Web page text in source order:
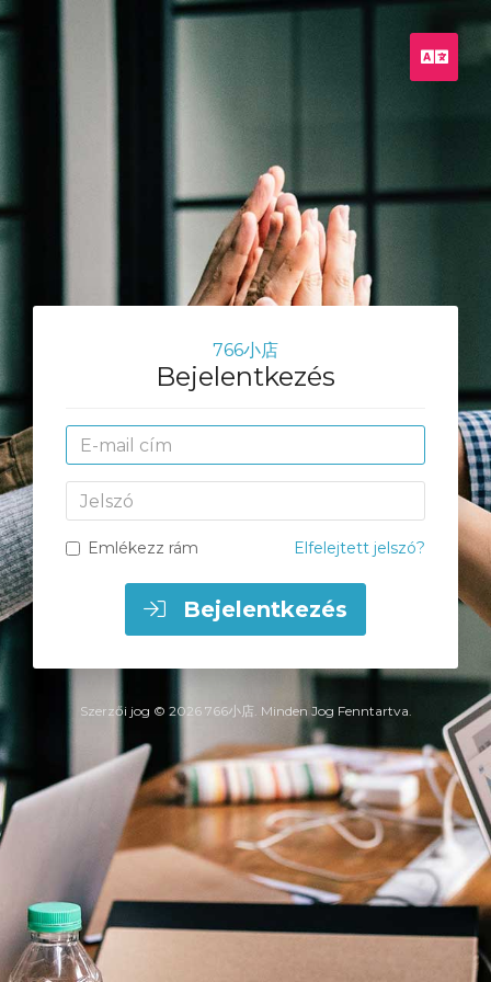
766小店
Bejelentkezés
E-
mail
cím
Jelszó
Emlékezz rám Elfelejtett jelszó?
Bejelentkezés
Szerzői jog © 2026 766小店. Minden Jog Fenntartva.